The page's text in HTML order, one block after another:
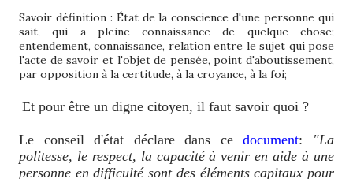
Savoir définition : État de la conscience d'une personne qui
sait, qui a pleine connaissance de quelque chose;
entendement, connaissance, relation entre le sujet qui pose
l'acte de savoir et l'objet de pensée, point d'aboutissement,
par opposition à la certitude, à la croyance, à la foi;
Et pour être un digne citoyen, il faut savoir quoi ?
Le conseil d'état déclare dans cedocument: "La
politesse, le respect, la capacité à venir en aide à une
personne en difficulté sont des éléments capitaux pour